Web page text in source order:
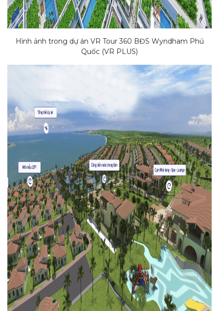
Hình ảnh trong dự án VR Tour 360 BĐS Wyndham Phú
Quốc (VR PLUS)